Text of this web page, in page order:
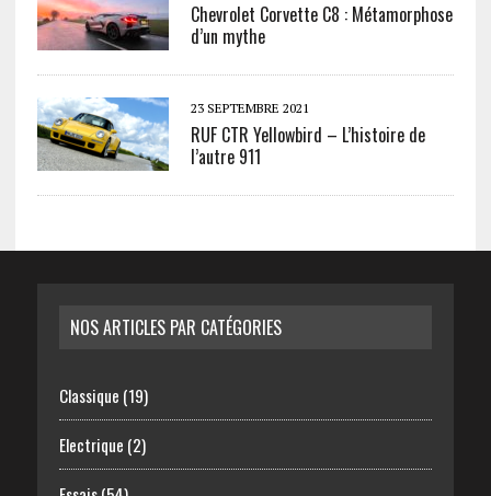
Chevrolet Corvette C8 : Métamorphose
d’un mythe
23 SEPTEMBRE 2021
RUF CTR Yellowbird – L’histoire de
l’autre 911
NOS ARTICLES PAR CATÉGORIES
Classique (19)
Electrique (2)